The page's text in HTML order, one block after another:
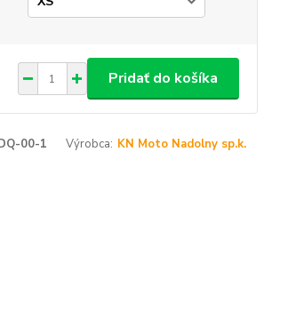
Pridať do košíka
00-1 Výrobca: KN Moto Nadolny sp.k.